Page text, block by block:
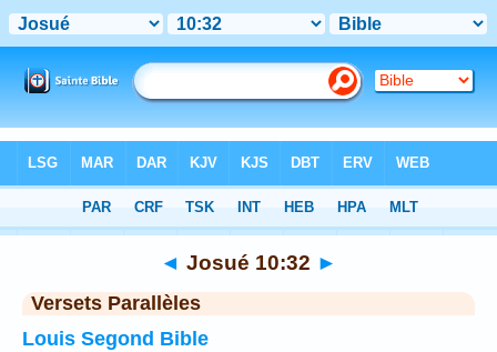
Chapitre 10> Verset 32
◄ Josué 10:32 ►
Versets Parallèles
Louis Segond Bible